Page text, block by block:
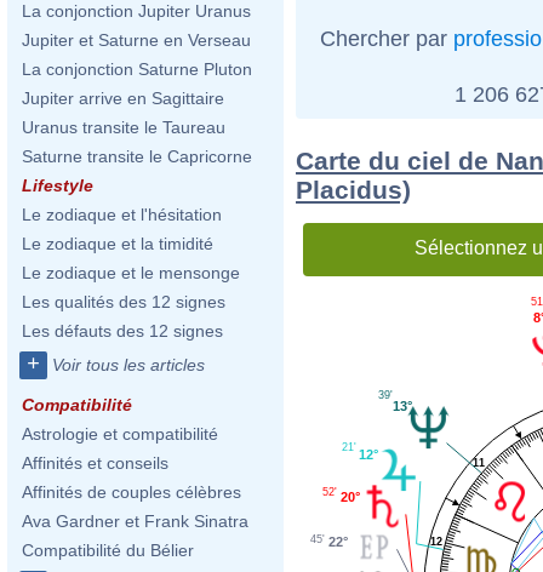
La conjonction Jupiter Uranus
Jupiter et Saturne en Verseau
La conjonction Saturne Pluton
Jupiter arrive en Sagittaire
Uranus transite le Taureau
Saturne transite le Capricorne
Lifestyle
Le zodiaque et l'hésitation
Le zodiaque et la timidité
Le zodiaque et le mensonge
Les qualités des 12 signes
Les défauts des 12 signes
+ Voir tous les articles
Compatibilité
Astrologie et compatibilité
Affinités et conseils
Affinités de couples célèbres
Ava Gardner et Frank Sinatra
Compatibilité du Bélier
Chercher par
1 206
Carte du ciel de
Placidus)
Sélectionnez
11
12
13°
39'
12°
21'
20°
52'
22°
45'